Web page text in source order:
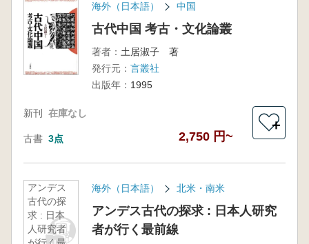
海外（日本語） 中国
古代中国 考古・文化論叢
著者： 土居淑子 著
発行元： 言叢社
出版年： 1995
新刊 在庫なし
古書 3点 2,750 円~
＋
アンデス
古代の探
求 : 日本
人研究者
海外（日本語） 北米・南米
アンデス古代の探求 : 日本人研究
者が行く最前線